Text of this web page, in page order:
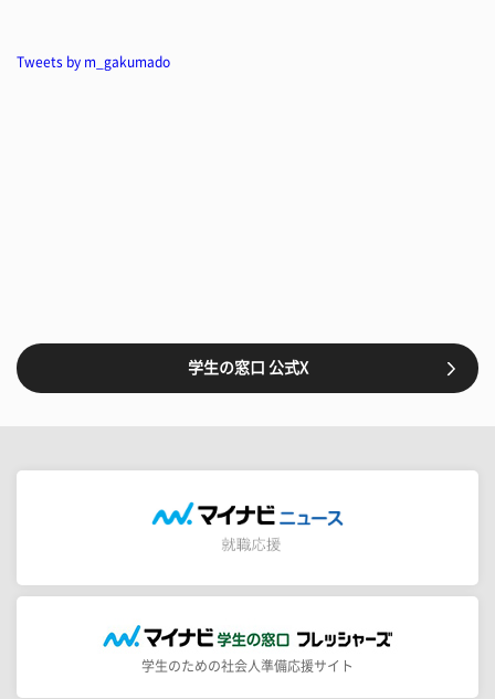
Tweets by m_gakumado
学生の窓口 公式X
学生のための社会人準備応援サイト